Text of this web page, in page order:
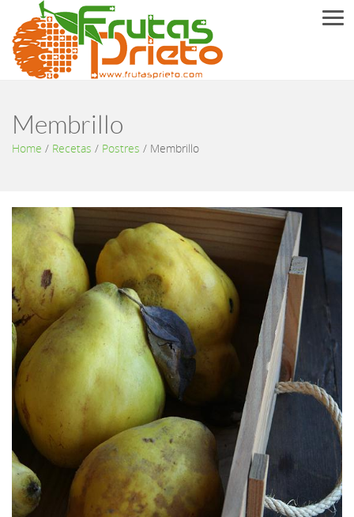
Membrillo
Home / Recetas / Postres / Membrillo